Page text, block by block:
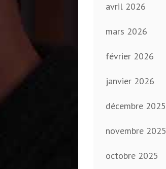
avril 2026
mars 2026
février 2026
janvier 2026
décembre 2025
novembre 2025
octobre 2025